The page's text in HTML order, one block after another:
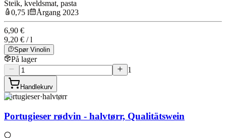
Steik, kveldsmat, pasta
0,75 l
Årgang 2023
6,90 €
9,20 € / l
Spør Vinolin
På lager
1
Handlekurv
Portugieser·halvtørr
Portugieser rødvin - halvtørr, Qualitätswein